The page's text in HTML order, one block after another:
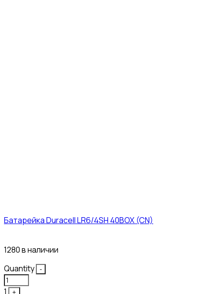
Батарейка Duracell LR6/4SH 40BOX (CN)
1280 в наличии
Quantity
-
1
+